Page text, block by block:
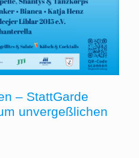
– StattGarde
unvergeßlichen